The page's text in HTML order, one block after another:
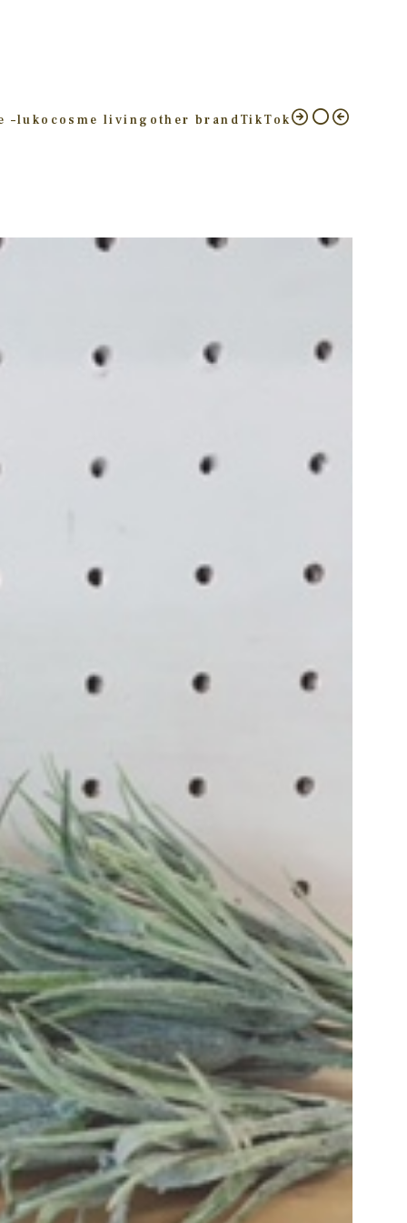
–luko cosme living other brandTikTok